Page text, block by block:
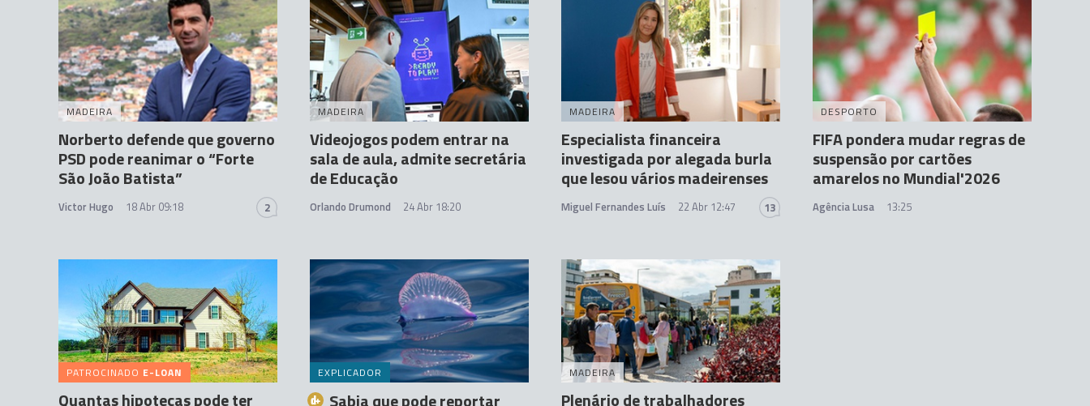
MADEIRA
Norberto defende que governo
PSD pode reanimar o “Forte
São João Batista”
Victor Hugo 18 Abr 09:18 2
MADEIRA
Videojogos podem entrar na
sala de aula, admite secretária
de Educação
Orlando Drumond 24 Abr 18:20
MADEIRA
Especialista financeira
investigada por alegada burla
que lesou vários madeirenses
Miguel Fernandes Luís 22 Abr 12:47 13
DESPORTO
FIFA pondera mudar regras de
suspensão por cartões
amarelos no Mundial'2026
Agência Lusa 13:25
PATROCINADO E-LOAN
Quantas hipotecas pode ter
EXPLICADOR
Sabia que pode reportar
MADEIRA
Plenário de trabalhadores